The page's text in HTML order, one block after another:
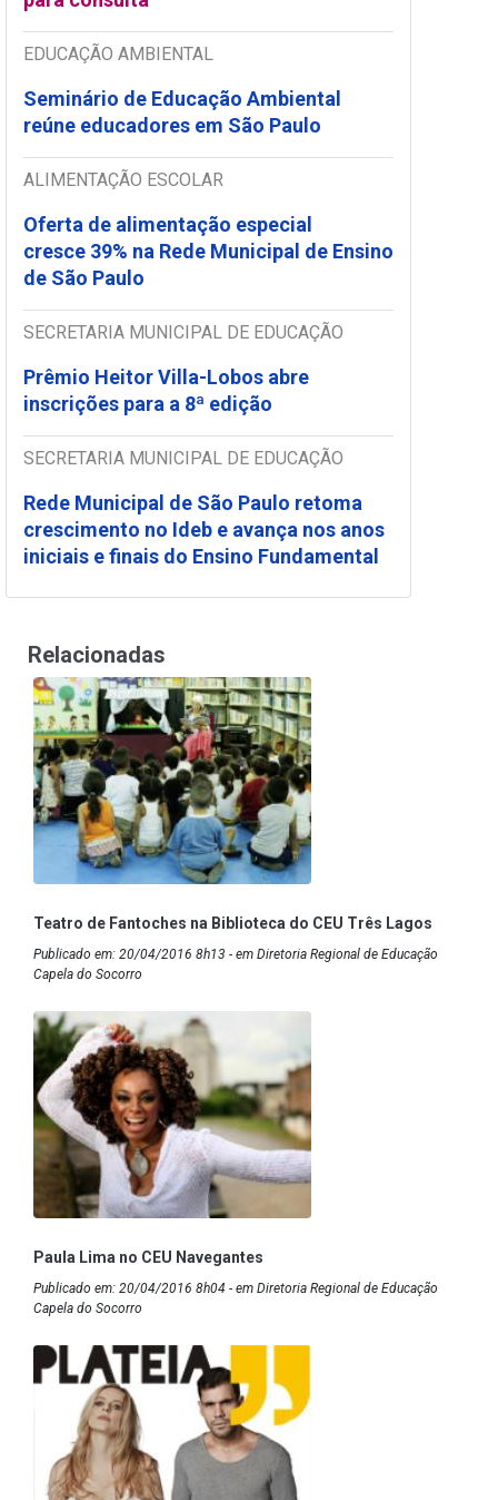
EDUCAÇÃO AMBIENTAL
Seminário de Educação Ambiental
reúne educadores em São Paulo
ALIMENTAÇÃO ESCOLAR
Oferta de alimentação especial
cresce 39% na Rede Municipal de Ensino
de São Paulo
SECRETARIA MUNICIPAL DE EDUCAÇÃO
Prêmio Heitor Villa-Lobos abre
inscrições para a 8ª edição
SECRETARIA MUNICIPAL DE EDUCAÇÃO
Rede Municipal de São Paulo retoma
crescimento no Ideb e avança nos anos
iniciais e finais do Ensino Fundamental
Relacionadas
Teatro de Fantoches na Biblioteca do CEU Três Lagos
Publicado em: 20/04/2016 8h13 - em Diretoria Regional de Educação
Capela do Socorro
Paula Lima no CEU Navegantes
Publicado em: 20/04/2016 8h04 - em Diretoria Regional de Educação
Capela do Socorro